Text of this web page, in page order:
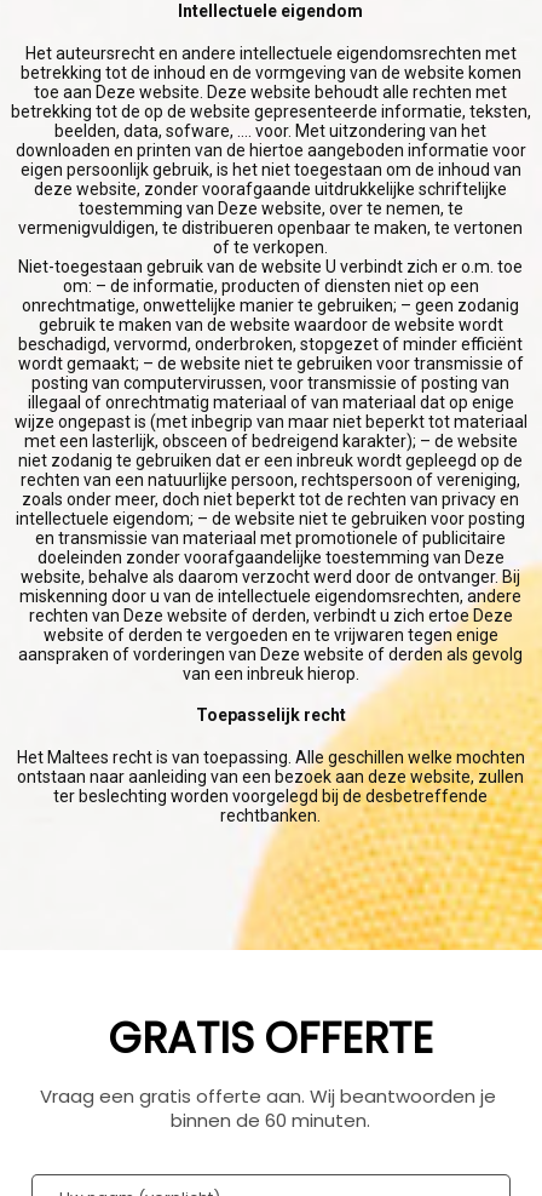
Intellectuele eigendom
Het auteursrecht en andere intellectuele eigendomsrechten met
betrekking tot de inhoud en de vormgeving van de website komen
toe aan Deze website. Deze website behoudt alle rechten met
betrekking tot de op de website gepresenteerde informatie, teksten,
beelden, data, sofware, …. voor. Met uitzondering van het
downloaden en printen van de hiertoe aangeboden informatie voor
eigen persoonlijk gebruik, is het niet toegestaan om de inhoud van
deze website, zonder voorafgaande uitdrukkelijke schriftelijke
toestemming van Deze website, over te nemen, te
vermenigvuldigen, te distribueren openbaar te maken, te vertonen
of te verkopen.
Niet-toegestaan gebruik van de website U verbindt zich er o.m. toe
om: – de informatie, producten of diensten niet op een
onrechtmatige, onwettelijke manier te gebruiken; – geen zodanig
gebruik te maken van de website waardoor de website wordt
beschadigd, vervormd, onderbroken, stopgezet of minder efficiënt
wordt gemaakt; – de website niet te gebruiken voor transmissie of
posting van computervirussen, voor transmissie of posting van
illegaal of onrechtmatig materiaal of van materiaal dat op enige
wijze ongepast is (met inbegrip van maar niet beperkt tot materiaal
met een lasterlijk, obsceen of bedreigend karakter); – de website
niet zodanig te gebruiken dat er een inbreuk wordt gepleegd op de
rechten van een natuurlijke persoon, rechtspersoon of vereniging,
zoals onder meer, doch niet beperkt tot de rechten van privacy en
intellectuele eigendom; – de website niet te gebruiken voor posting
en transmissie van materiaal met promotionele of publicitaire
doeleinden zonder voorafgaandelijke toestemming van Deze
website, behalve als daarom verzocht werd door de ontvanger. Bij
miskenning door u van de intellectuele eigendomsrechten, andere
rechten van Deze website of derden, verbindt u zich ertoe Deze
website of derden te vergoeden en te vrijwaren tegen enige
aanspraken of vorderingen van Deze website of derden als gevolg
van een inbreuk hierop.
Toepasselijk recht
Het Maltees recht is van toepassing. Alle geschillen welke mochten
ontstaan naar aanleiding van een bezoek aan deze website, zullen
ter beslechting worden voorgelegd bij de desbetreffende
rechtbanken.
GRATIS OFFERTE
Vraag een gratis offerte aan. Wij beantwoorden je
binnen de 60 minuten.